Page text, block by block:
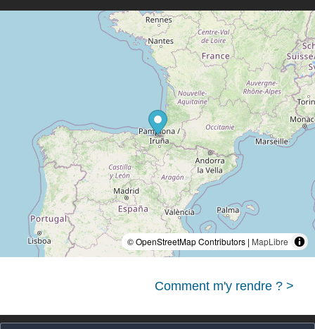
© OpenStreetMap Contributors | MapLibre
Comment m'y rendre ? >